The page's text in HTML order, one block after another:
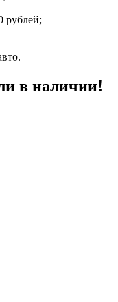
рублей;
в наличии!